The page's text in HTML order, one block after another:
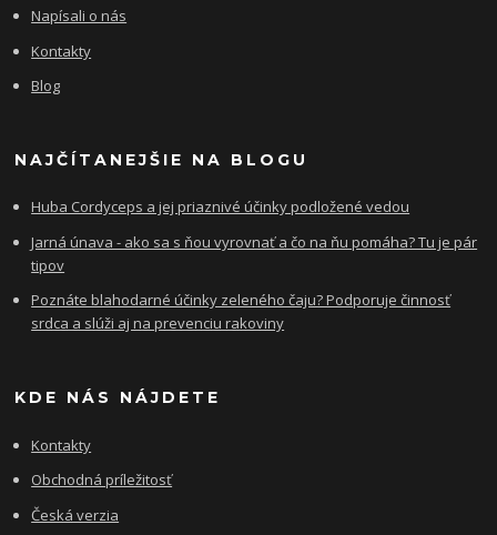
Napísali o nás
Kontakty
Blog
NAJČÍTANEJŠIE NA BLOGU
Huba Cordyceps a jej priaznivé účinky podložené vedou
Jarná únava - ako sa s ňou vyrovnať a čo na ňu pomáha? Tu je pár
tipov
Poznáte blahodarné účinky zeleného čaju? Podporuje činnosť
srdca a slúži aj na prevenciu rakoviny
KDE NÁS NÁJDETE
Kontakty
Obchodná príležitosť
Česká verzia